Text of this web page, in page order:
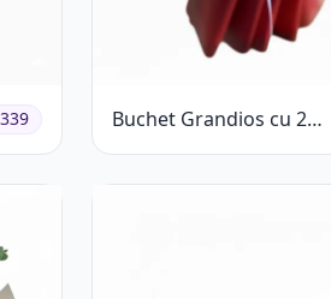
339
Buchet Grandios cu 25
de Trandafiri Roșii